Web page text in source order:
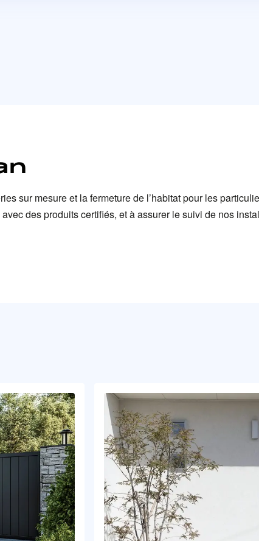
sur mesure et la fermeture de l’habitat pour les
des produits certifiés, et à assurer le suivi de nos